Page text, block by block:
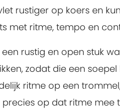
rustiger op koers en
met ritme, tempo en
rustig en open stuk
zodat die een
ritme op een
op dat ritme mee